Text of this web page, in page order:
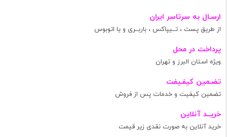
ارسـال به سرتاسر ایران
از طریق پست ، تــیپاکس ، باربــری و یا اتوبوس
پرداخت در محل
ویژه استان البرز و تهران
تضـمین کیفـیفت
تضمین کیفیت و خدمات پس از فروش
خریــد آنلاین
خرید آنلاین به صورت نقدی زیر قیمت